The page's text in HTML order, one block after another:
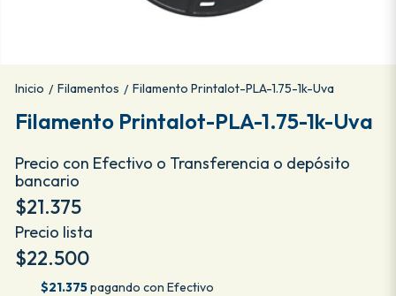
Inicio / Filamentos / Filamento Printalot-PLA-1.75-1k-Uva
Filamento Printalot-PLA-1.75-1k-Uva
Precio con Efectivo o Transferencia o depósito
bancario
$21.375
Precio lista
$22.500
$21.375pagando con Efectivo